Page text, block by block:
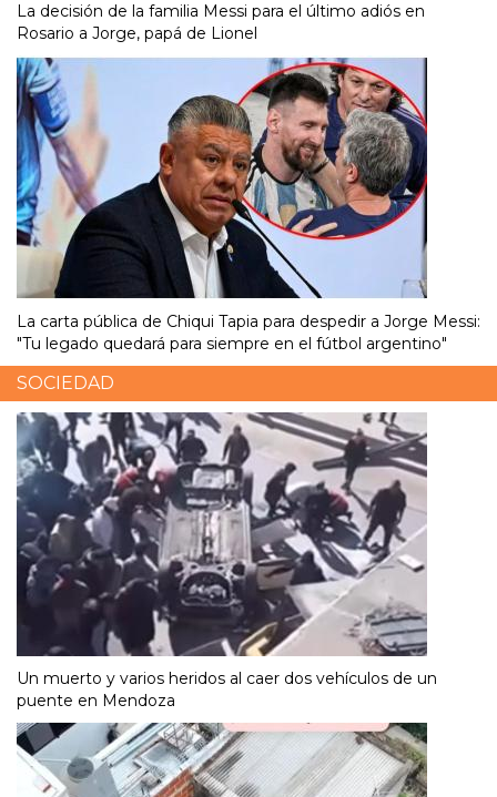
La decisión de la familia Messi para el último adiós en
Rosario a Jorge, papá de Lionel
La carta pública de Chiqui Tapia para despedir a Jorge Messi:
"Tu legado quedará para siempre en el fútbol argentino"
SOCIEDAD
Un muerto y varios heridos al caer dos vehículos de un
puente en Mendoza